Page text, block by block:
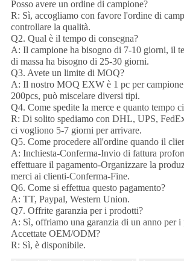
Posso avere un ordine di campione?
R: Sì, accogliamo con favore l'ordine di
controllare la qualità.
Q2. Qual è il tempo di consegna?
A: Il campione ha bisogno di 7-10 giorni, il
di massa ha bisogno di 25-30 giorni.
Q3. Avete un limite di MOQ?
A: Il nostro MOQ EXW è 1 pc per
200pcs, può miscelare diversi tipi.
Q4. Come spedite la merce e quanto tempo
R: Di solito spediamo con DHL, UPS,
ci vogliono 5-7 giorni per arrivare.
Q5. Come procedere all'ordine quando il
A: Inchiesta-Conferma-Invio di fattura
effettuare il pagamento-Organizzare la
merci ai clienti-Conferma-Fine.
Q6. Come si effettua questo pagamento?
A: TT, Paypal, Western Union.
Q7. Offrite garanzia per i prodotti?
A: Sì, offriamo una garanzia di un anno per i
Accettate OEM/ODM?
R: Sì, è disponibile.